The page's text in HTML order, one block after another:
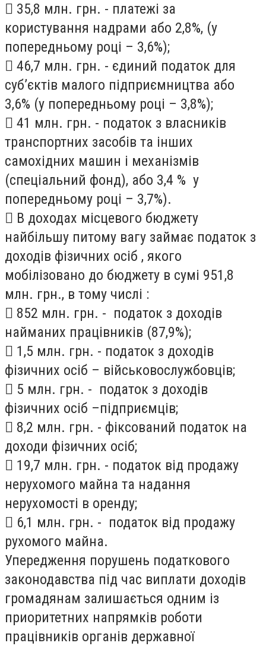
 35,8 млн. грн. - платежі за
користування надрами або 2,8%, (у
попередньому році – 3,6%);
 46,7 млн. грн. - єдиний податок для
суб’єктів малого підприємництва або
3,6% (у попередньому році – 3,8%);
 41 млн. грн. - податок з власників
транспортних засобів та інших
самохідних машин і механізмів
(спеціальний фонд), або 3,4 % у
попередньому році – 3,7%).
 В доходах місцевого бюджету
найбільшу питому вагу займає податок з
доходів фізичних осіб , якого
мобілізовано до бюджету в сумі 951,8
млн. грн., в тому числі :
 852 млн. грн. - податок з доходів
найманих працівників (87,9%);
 1,5 млн. грн. - податок з доходів
фізичних осіб – військовослужбовців;
 5 млн. грн. - податок з доходів
фізичних осіб –підприємців;
 8,2 млн. грн. - фіксований податок на
доходи фізичних осіб;
 19,7 млн. грн. - податок від продажу
нерухомого майна та надання
нерухомості в оренду;
 6,1 млн. грн. - податок від продажу
рухомого майна.
Упередження порушень податкового
законодавства під час виплати доходів
громадянам залишається одним із
приоритетних напрямків роботи
працівників органів державної